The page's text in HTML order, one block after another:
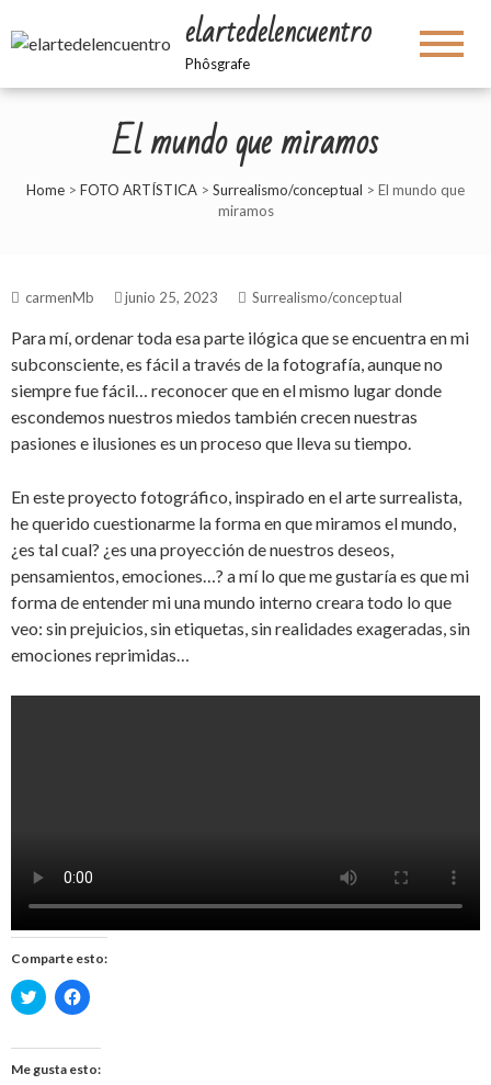
elartedelencuentro
Phôsgrafe
El mundo que miramos
Home > FOTO ARTÍSTICA > Surrealismo/conceptual > El mundo que
miramos
carmenMb junio 25, 2023 Surrealismo/conceptual
Para mí, ordenar toda esa parte ilógica que se encuentra en mi
subconsciente, es fácil a través de la fotografía, aunque no
siempre fue fácil… reconocer que en el mismo lugar donde
escondemos nuestros miedos también crecen nuestras
pasiones e ilusiones es un proceso que lleva su tiempo.
En este proyecto fotográfico, inspirado en el arte surrealista,
he querido cuestionarme la forma en que miramos el mundo,
¿es tal cual? ¿es una proyección de nuestros deseos,
pensamientos, emociones…? a mí lo que me gustaría es que mi
forma de entender mi una mundo interno creara todo lo que
veo: sin prejuicios, sin etiquetas, sin realidades exageradas, sin
emociones reprimidas…
Comparte esto:
Haz
clic
en
Twitter
(Se
Haz
clic
en
Facebook
(Se
Me gusta esto: